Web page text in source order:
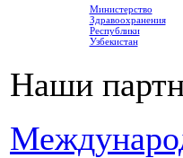
Министерство
Здравоохранения
Республики
Узбекистан
Наши